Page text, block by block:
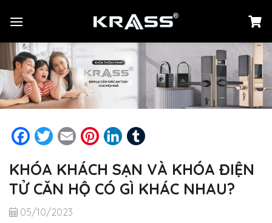
đến
dung
Facebook
TwitterEmail PinterestLinkedIn
KHÓA KHÁCH SẠN VÀ KHÓA ĐIỆN
TỬ CĂN HỘ CÓ GÌ KHÁC NHAU?
05/10/2023